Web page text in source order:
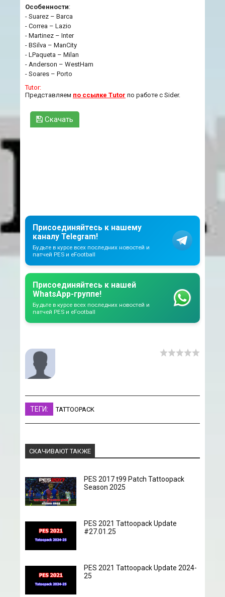
Особенности:
- Suarez – Barca
- Correa – Lazio
- Martinez – Inter
- BSilva – ManCity
- LPaqueta – Milan
- Anderson – WestHam
- Soares – Porto
Tutor:
Представляем по ссылке Tutor по работе с Sider.
Скачать
Присоединяйтесь к нашему
каналу Telegram!
Будьте в курсе всех последних новостей и
патчей PES и eFootball
Присоединяйтесь к нашей
WhatsApp-группе!
Будьте в курсе всех последних новостей и
патчей PES и eFootball
ТЕГИ: TATTOOPACK
СКАЧИВАЮТ ТАКЖЕ
PES 2017 t99 Patch Tattoopack
Season 2025
PES 2021 Tattoopack Update
#27.01.25
PES 2021 Tattoopack Update 2024-
25